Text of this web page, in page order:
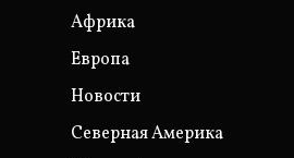
Африка
Европа
Новости
Северная Америка